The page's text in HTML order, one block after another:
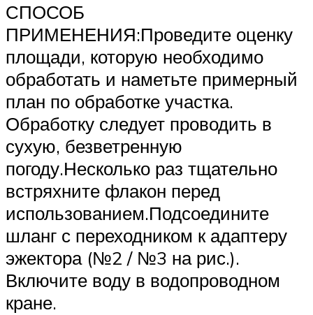
СПОСОБ
ПРИМЕНЕНИЯ:Проведите оценку
площади, которую необходимо
обработать и наметьте примерный
план по обработке участка.
Обработку следует проводить в
сухую, безветренную
погоду.Несколько раз тщательно
встряхните флакон перед
использованием.Подсоедините
шланг с переходником к адаптеру
эжектора (№2 / №3 на рис.).
Включите воду в водопроводном
кране.